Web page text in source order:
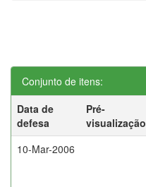
Conjunto de itens:
Data de
defesa
Pré-
visualização
10-Mar-2006